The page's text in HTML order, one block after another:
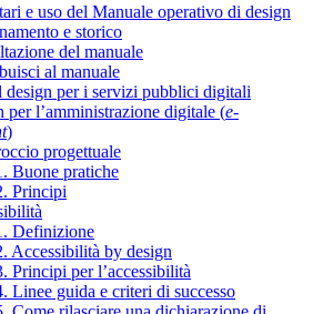
e uso del Manuale operativo di design
e storico
del manuale
al manuale
design per i servizi pubblici digitali
per l’amministrazione digitale (e-
)
progettuale
Buone pratiche
Principi
Definizione
Accessibilità by design
Principi per l’accessibilità
Linee guida e criteri di successo